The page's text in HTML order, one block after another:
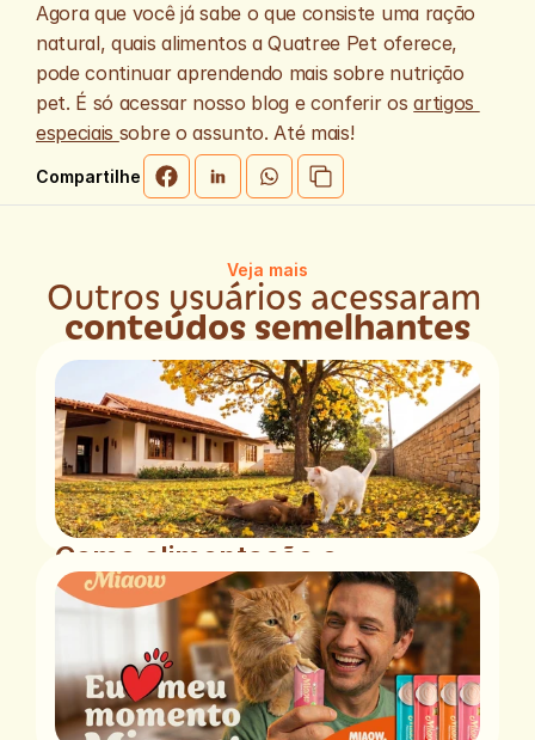
Agora que você já sabe o que consiste uma ração
natural, quais alimentos a Quatree Pet oferece,
pode continuar aprendendo mais sobre nutrição
pet. É só acessar nosso blog e conferir os artigos
especiais sobre o assunto. Até mais!
Compartilhe
Veja mais
conteúdos semelhantes
Como alimentação e
comportamento animal
podem estar interligados
Entenda como a alimentação e o
comportamento se relacionam com
diferentes processos fisiológicos e por que